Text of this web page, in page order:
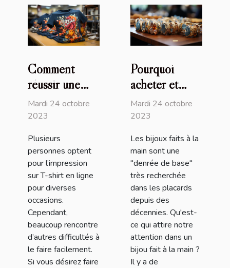
Comment
réussir une
impression sur
T-shirt en
Mardi 24 octobre
2023
Plusieurs
personnes optent
pour l’impression
sur T-shirt en ligne
pour diverses
occasions.
Cependant,
beaucoup rencontre
d’autres difficultés à
le faire facilement.
Si vous désirez faire
Pourquoi
acheter et
utiliser les
bijoux faits à
la main ?
Mardi 24 octobre
2023
Les bijoux faits à la
main sont une
"denrée de base"
très recherchée
dans les placards
depuis des
décennies. Qu'est-
ce qui attire notre
attention dans un
bijou fait à la main ?
Il y a de